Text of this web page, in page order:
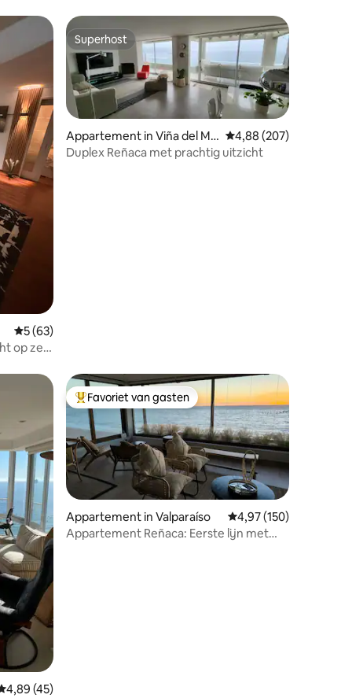
Gemiddelde beoordeling van 5 op 5, 63 recensies
5 (63)
op zee
Superhost
Superhost
Appartement in Viña del Ma
r
Gemiddelde
4,88 (207)
Duplex Reñaca met prachtig uitzicht
beoordeling van 4,89 op 5, 45 recensies
4,89 (45)
Topfavoriet van gasten
Favoriet van gasten
Appartement in Valparaíso Gemiddelde
4,97 (150)
Appartement Reñaca: Eerste lijn met